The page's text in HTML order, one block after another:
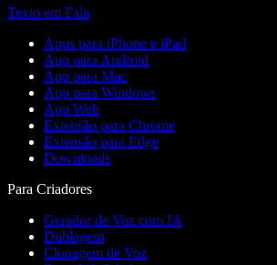
Texto em Fala
Apps para iPhone e iPad
App para Android
App para Mac
App para Windows
App Web
Extensão para Chrome
Extensão para Edge
Downloads
Para Criadores
Gerador de Voz com IA
Dublagem
Clonagem de Voz